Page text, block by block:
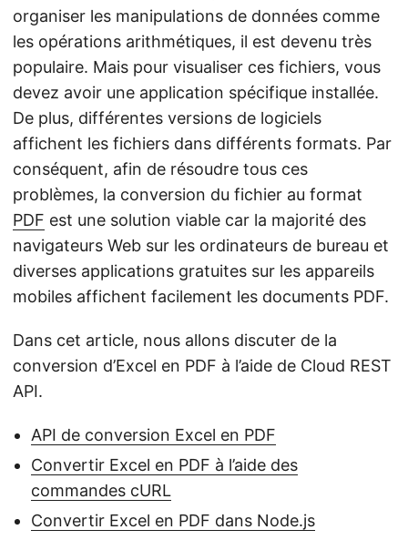
organiser les manipulations de données comme
les opérations arithmétiques, il est devenu très
populaire. Mais pour visualiser ces fichiers, vous
devez avoir une application spécifique installée.
De plus, différentes versions de logiciels
affichent les fichiers dans différents formats. Par
conséquent, afin de résoudre tous ces
problèmes, la conversion du fichier au format
PDF est une solution viable car la majorité des
navigateurs Web sur les ordinateurs de bureau et
diverses applications gratuites sur les appareils
mobiles affichent facilement les documents PDF.
Dans cet article, nous allons discuter de la
conversion d’Excel en PDF à l’aide de Cloud REST
API.
API de conversion Excel en PDF
Convertir Excel en PDF à l’aide des
commandes cURL
Convertir Excel en PDF dans Node.js